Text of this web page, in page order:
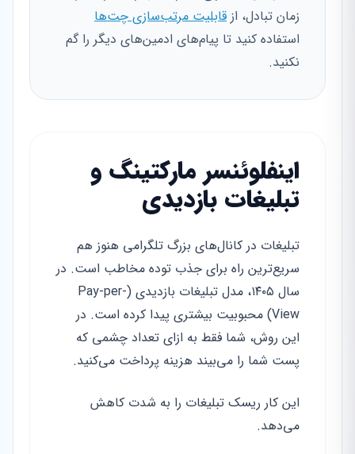
زمان تبادل، از قابلیت مرتب‌سازی چت‌ها
استفاده کنید تا پیام‌های ادمین‌های دیگر را گم
نکنید.
اینفلوئنسر مارکتینگ و
تبلیغات بازدیدی
تبلیغات در کانال‌های بزرگ تلگرامی هنوز هم
سریع‌ترین راه برای جذب توده مخاطب است. در
سال ۱۴۰۵، مدل تبلیغات بازدیدی (Pay-per-
View) محبوبیت بیشتری پیدا کرده است. در
این روش، شما فقط به ازای تعداد چشمی که
پست شما را می‌بیند هزینه پرداخت می‌کنید.
این کار ریسک تبلیغات را به شدت کاهش
می‌دهد.